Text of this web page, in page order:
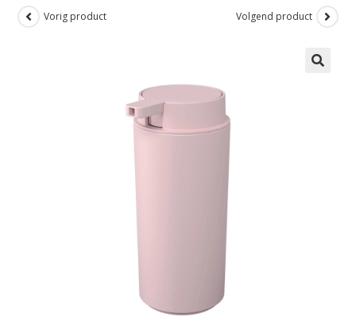
Vorig product Volgend product